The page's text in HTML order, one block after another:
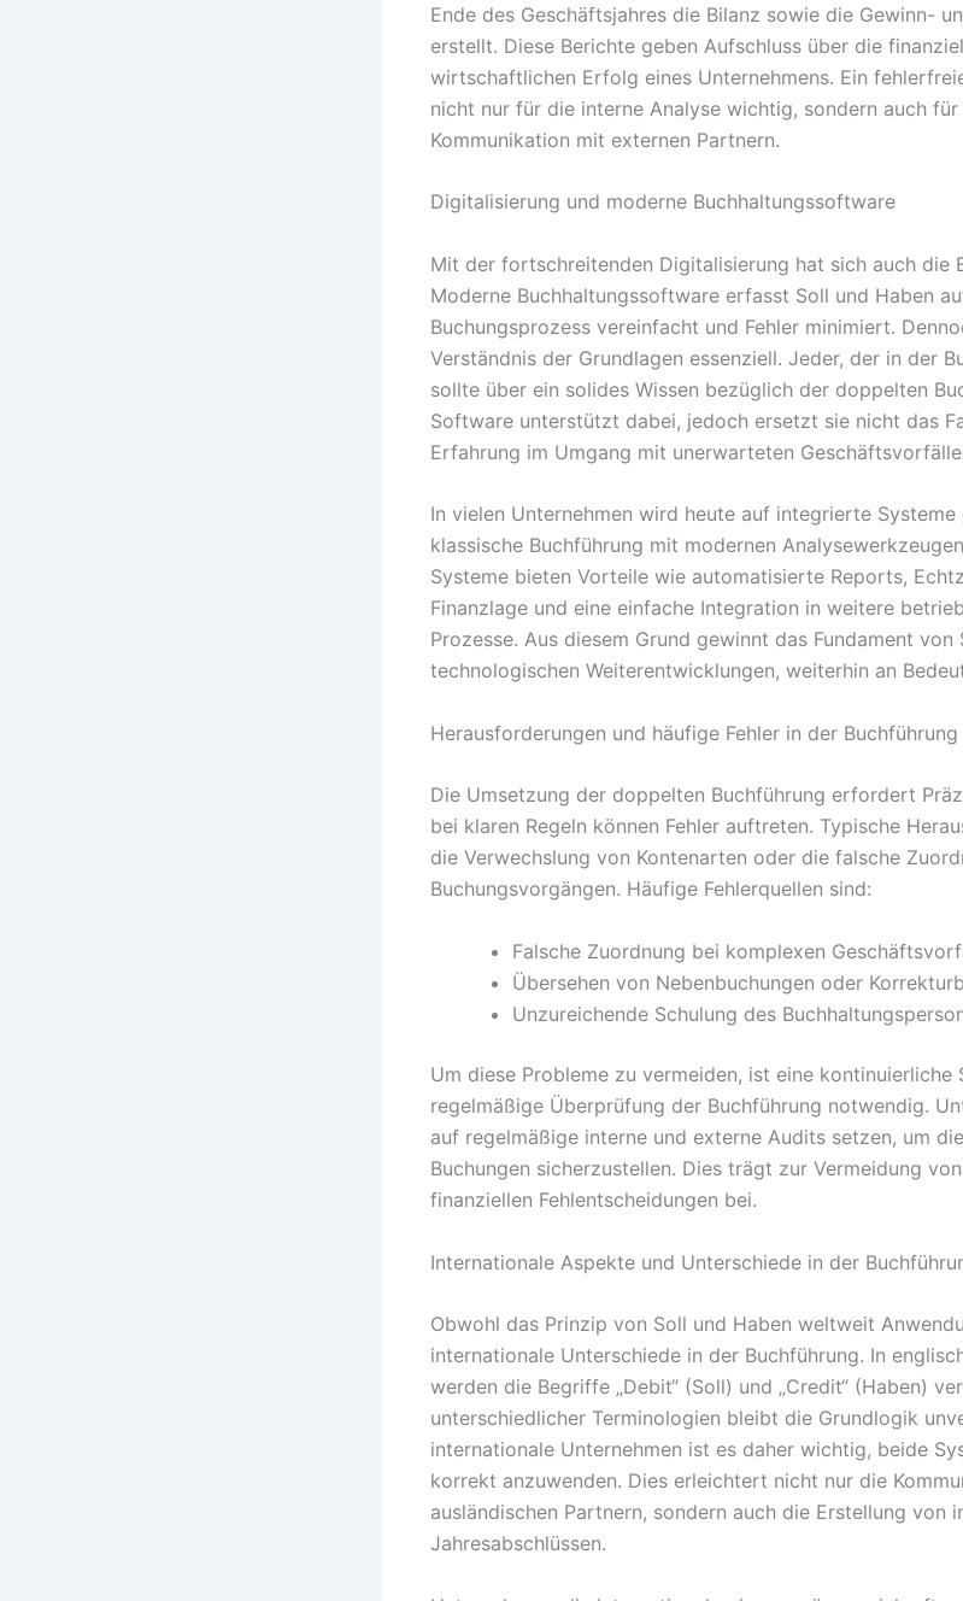
Ende des Geschäftsjahres die Bilanz sowie die Gewinn-
erstellt. Diese Berichte geben Aufschluss über die
wirtschaftlichen Erfolg eines Unternehmens. Ein
nicht nur für die interne Analyse wichtig, sondern auch
Kommunikation mit externen Partnern.
Digitalisierung und moderne Buchhaltungssoftware
Mit der fortschreitenden Digitalisierung hat sich auch die
Moderne Buchhaltungssoftware erfasst Soll und Haben
Buchungsprozess vereinfacht und Fehler minimiert.
Verständnis der Grundlagen essenziell. Jeder, der in der
sollte über ein solides Wissen bezüglich der doppelten
Software unterstützt dabei, jedoch ersetzt sie nicht das
Erfahrung im Umgang mit unerwarteten
In vielen Unternehmen wird heute auf integrierte
klassische Buchführung mit modernen
Systeme bieten Vorteile wie automatisierte Reports,
Finanzlage und eine einfache Integration in weitere
Prozesse. Aus diesem Grund gewinnt das Fundament
technologischen Weiterentwicklungen, weiterhin an
Herausforderungen und häufige Fehler in der Buchführung
Die Umsetzung der doppelten Buchführung erfordert
bei klaren Regeln können Fehler auftreten. Typische
die Verwechslung von Kontenarten oder die falsche
Buchungsvorgängen. Häufige Fehlerquellen sind:
Falsche Zuordnung bei komplexen
Übersehen von Nebenbuchungen oder
Unzureichende Schulung des
Um diese Probleme zu vermeiden, ist eine kontinuierliche
regelmäßige Überprüfung der Buchführung notwendig.
auf regelmäßige interne und externe Audits setzen, um
Buchungen sicherzustellen. Dies trägt zur Vermeidung
finanziellen Fehlentscheidungen bei.
Internationale Aspekte und Unterschiede in der
Obwohl das Prinzip von Soll und Haben weltweit
internationale Unterschiede in der Buchführung. In
werden die Begriffe „Debit“ (Soll) und „Credit“ (Haben)
unterschiedlicher Terminologien bleibt die Grundlogik
internationale Unternehmen ist es daher wichtig, beide
korrekt anzuwenden. Dies erleichtert nicht nur die
ausländischen Partnern, sondern auch die Erstellung von
Jahresabschlüssen.